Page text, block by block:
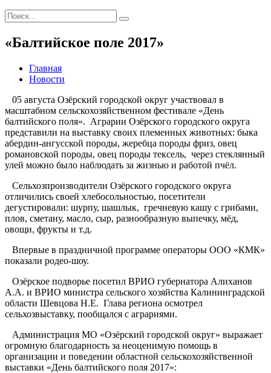
«Балтийское поле 2017»
Главная
Новости
05 августа Озёрский городской округ участвовал в
масштабном сельскохозяйственном фестивале «День
балтийского поля». Аграрии Озёрского городского округа
представили на выставку своих племенных животных: быка
абердин-ангусской породы, жеребца породы фриз, овец
романовской породы, овец породы тексель, через стеклянный
улей можно было наблюдать за жизнью и работой пчёл.
Сельхозпроизводители Озёрского городского округа
отличились своей хлебосольностью, посетители
дегустировали: шурпу, шашлык, гречневую кашу с грибами,
плов, сметану, масло, сыр, разнообразную выпечку, мёд,
овощи, фрукты и т.д.
Впервые в праздничной программе операторы ООО «КМК»
показали родео-шоу.
Озёрское подворье посетил ВРИО губернатора Алиханов
А.А. и ВРИО министра сельского хозяйства Калининградской
области Шевцова Н.Е. Глава региона осмотрел
сельхозвыставку, пообщался с аграриями.
Администрация МО «Озёрский городской округ» выражает
огромную благодарность за неоценимую помощь в
организации и поведении областной сельскохозяйственной
выставки «День балтийского поля 2017»: